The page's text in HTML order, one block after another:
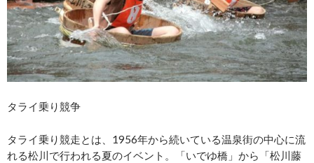
タライ乗り競争
タライ乗り競走とは、1956年から続いている温泉街の中心に流
れる松川で行われる夏のイベント。「いでゆ橋」から「松川藤